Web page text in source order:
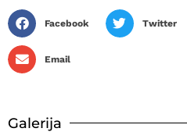
Facebook Twitter
Email
Galerija